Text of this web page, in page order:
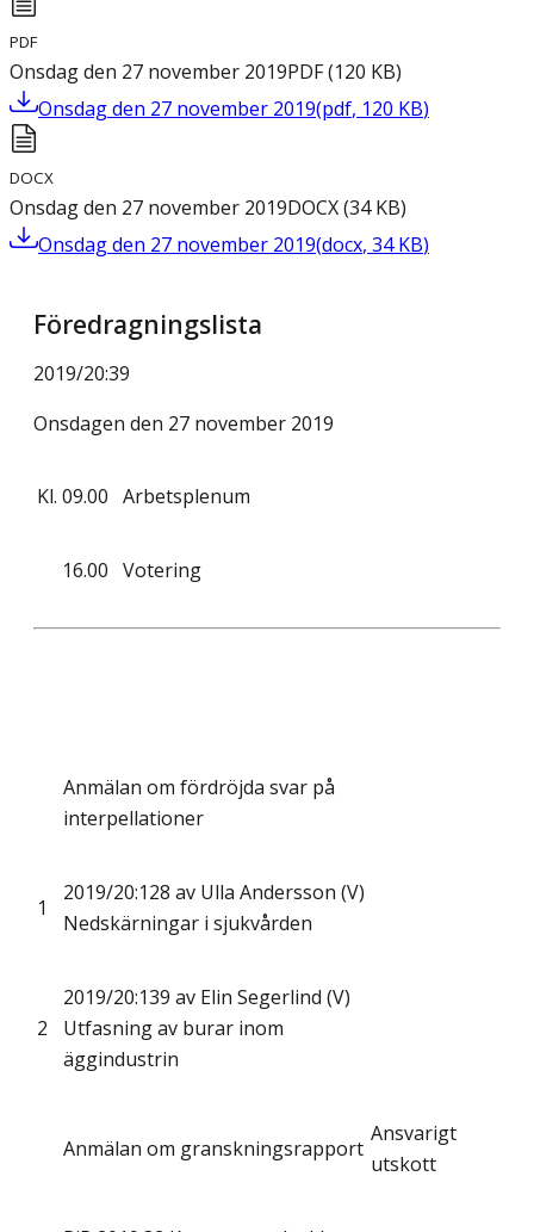
PDF
Onsdag den 27 november 2019PDF(120 KB)
Onsdag den 27 november 2019(pdf, 120 KB)
DOCX
Onsdag den 27 november 2019DOCX(34 KB)
Onsdag den 27 november 2019(docx, 34 KB)
Föredragningslista
2019/20:39
Onsdagen den 27 november 2019
Kl. 09.00 Arbetsplenum
16.00 Votering
Anmälan om fördröjda svar på
interpellationer
1
2019/20:128 av Ulla Andersson (V)
Nedskärningar i sjukvården
2
2019/20:139 av Elin Segerlind (V)
Utfasning av burar inom
äggindustrin
Anmälan om granskningsrapport
Ansvarigt
utskott